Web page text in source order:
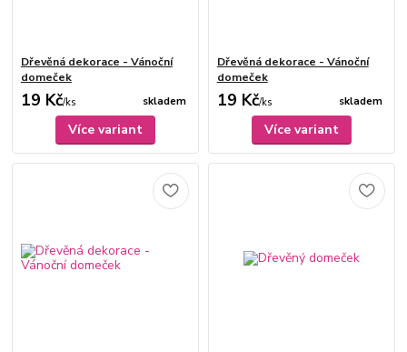
Dřevěná dekorace - Vánoční
domeček
19 Kč/ks skladem
Více variant
Dřevěná dekorace - Vánoční
domeček
19 Kč/ks skladem
Více variant